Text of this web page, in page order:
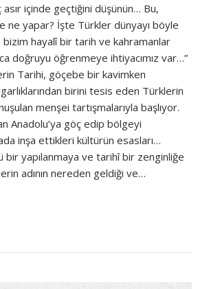
içinde geçtiğini düşünün… Bu,
ne yapar? İşte Türkler dünyayı böyle
hayalî bir tarih ve kahramanlar
doğruyu öğrenmeye ihtiyacımız var…”
Tarihi, göçebe bir kavimken
birini tesis eden Türklerin
menşei tartışmalarıyla başlıyor.
Anadolu’ya göç edip bölgeyi
inşa ettikleri kültürün esasları…
bir yapılanmaya ve tarihî bir zenginliğe
adının nereden geldiği ve…